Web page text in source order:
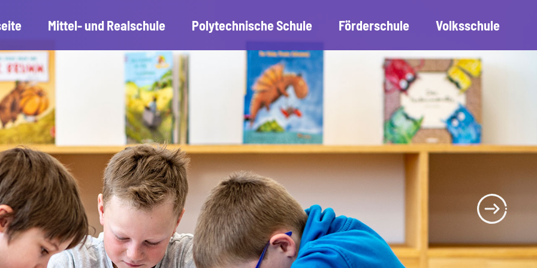
Mittel- und Realschule Polytechnische Schule Förderschule Volksschule